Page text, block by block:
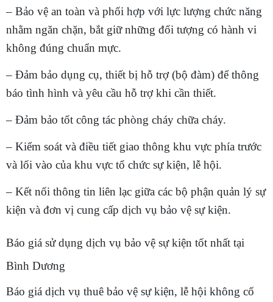
– Bảo vệ an toàn và phối hợp với lực lượng chức năng
nhằm ngăn chặn, bắt giữ những đối tượng có hành vi
không đúng chuẩn mực.
– Đảm bảo dụng cụ, thiết bị hỗ trợ (bộ đàm) để thông
báo tình hình và yêu cầu hỗ trợ khi cần thiết.
– Đảm bảo tốt công tác phòng cháy chữa cháy.
– Kiểm soát và điều tiết giao thông khu vực phía trước
và lối vào của khu vực tổ chức sự kiện, lễ hội.
– Kết nối thông tin liên lạc giữa các bộ phận quản lý sự
kiện và đơn vị cung cấp dịch vụ bảo vệ sự kiện.
Báo giá sử dụng dịch vụ bảo vệ sự kiện tốt nhất tại
Bình Dương
Báo giá dịch vụ thuê bảo vệ sự kiện, lễ hội không cố